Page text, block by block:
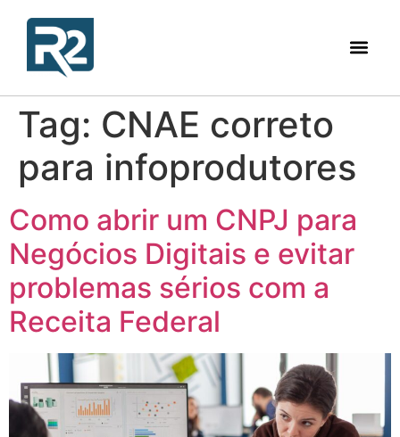
Tag: CNAE correto
para infoprodutores
Como abrir um CNPJ para
Negócios Digitais e evitar
problemas sérios com a
Receita Federal